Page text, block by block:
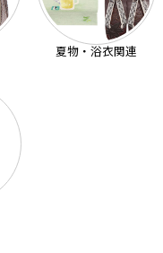
夏物・浴衣関連